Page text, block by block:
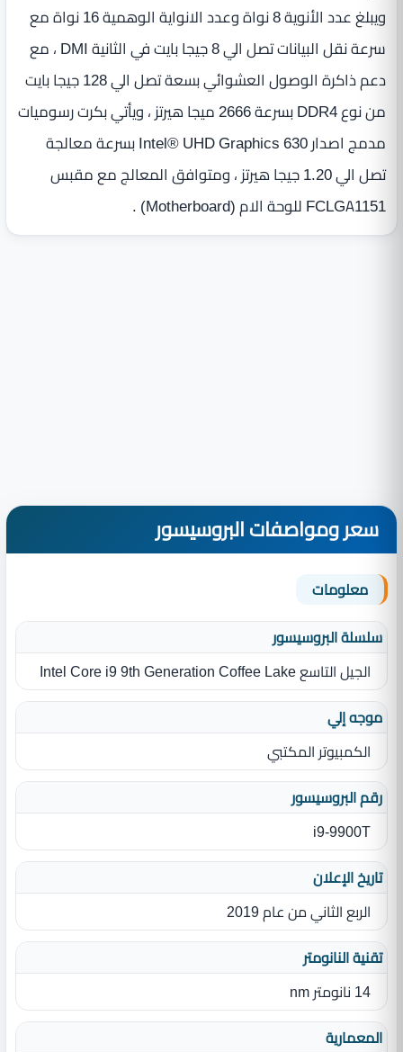
ويبلغ عدد الأنوية 8 نواة وعدد الانواية الوهمية 16 نواة مع
سرعة نقل البيانات تصل الي 8 جيجا بايت في الثانية DMI ، مع
دعم ذاكرة الوصول العشوائي بسعة تصل الي 128 جيجا بايت
من نوع DDR4 بسرعة 2666 ميجا هيرتز ، ويأتي بكرت رسوميات
مدمج اصدار Intel® UHD Graphics 630 بسرعة معالجة
تصل الي 1.20 جيجا هيرتز ، ومتوافق المعالج مع مقبس
FCLGA1151 للوحة الام (Motherboard) .
سعر ومواصفات البروسيسور
معلومات
سلسلة البروسيسور
الجيل التاسع Intel Core i9 9th Generation Coffee Lake
موجه إلي
الكمبيوتر المكتبي
رقم البروسيسور
i9-9900T
تاريخ الإعلان
الربع الثاني من عام 2019
تقنية النانومتر
14 نانومتر nm
المعمارية